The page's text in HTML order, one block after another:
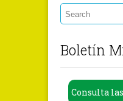
Boletín
Consulta